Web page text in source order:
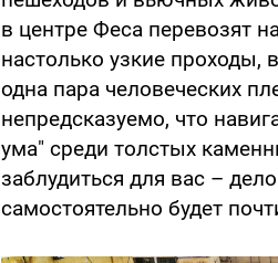
в центре Феса перевозят
настолько узкие проходы,
одна пара человеческих
непредсказуемо, что
ума" среди толстых
заблудиться для вас –
самостоятельно будет